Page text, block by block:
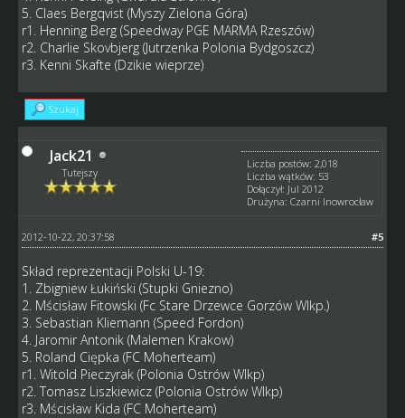
5. Claes Bergqvist (Myszy Zielona Góra)
r1. Henning Berg (Speedway PGE MARMA Rzeszów)
r2. Charlie Skovbjerg (Jutrzenka Polonia Bydgoszcz)
r3. Kenni Skafte (Dzikie wieprze)
Szukaj
Jack21
Tutejszy
Liczba postów: 2,018
Liczba wątków: 53
Dołączył: Jul 2012
Drużyna: Czarni Inowrocław
#5
2012-10-22, 20:37:58
Skład reprezentacji Polski U-19:
1. Zbigniew Łukiński (Stupki Gniezno)
2. Mścisław Fitowski (Fc Stare Drzewce Gorzów Wlkp.)
3. Sebastian Kliemann (Speed Fordon)
4. Jaromir Antonik (Malemen Krakow)
5. Roland Ciępka (FC Moherteam)
r1. Witold Pieczyrak (Polonia Ostrów Wlkp)
r2. Tomasz Liszkiewicz (Polonia Ostrów Wlkp)
r3. Mścisław Kida (FC Moherteam)